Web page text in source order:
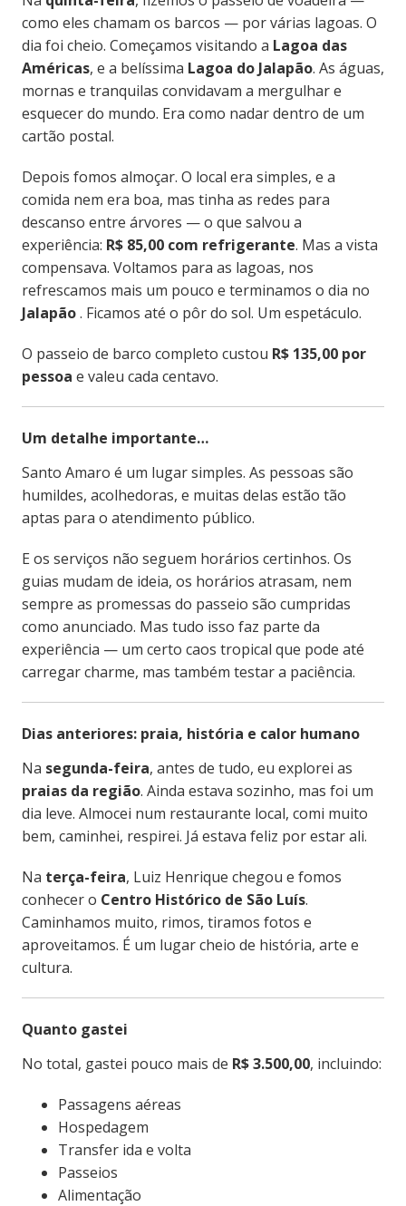
como eles chamam os barcos — por várias lagoas. O
dia foi cheio. Começamos visitando a Lagoa das
Américas, e a belíssima Lagoa do Jalapão. As águas,
mornas e tranquilas convidavam a mergulhar e
esquecer do mundo. Era como nadar dentro de um
cartão postal.
Depois fomos almoçar. O local era simples, e a
comida nem era boa, mas tinha as redes para
descanso entre árvores — o que salvou a
experiência: R$ 85,00 com refrigerante. Mas a vista
compensava. Voltamos para as lagoas, nos
refrescamos mais um pouco e terminamos o dia no
Jalapão. Ficamos até o pôr do sol. Um espetáculo.
O passeio de barco completo custou R$ 135,00 por
pessoa e valeu cada centavo.
Um detalhe importante…
Santo Amaro é um lugar simples. As pessoas são
humildes, acolhedoras, e muitas delas estão tão
aptas para o atendimento público.
E os serviços não seguem horários certinhos. Os
guias mudam de ideia, os horários atrasam, nem
sempre as promessas do passeio são cumpridas
como anunciado. Mas tudo isso faz parte da
experiência — um certo caos tropical que pode até
carregar charme, mas também testar a paciência.
Dias anteriores: praia, história e calor humano
Na segunda-feira, antes de tudo, eu explorei as
praias da região. Ainda estava sozinho, mas foi um
dia leve. Almocei num restaurante local, comi muito
bem, caminhei, respirei. Já estava feliz por estar ali.
Na terça-feira, Luiz Henrique chegou e fomos
conhecer o Centro Histórico de São Luís.
Caminhamos muito, rimos, tiramos fotos e
aproveitamos. É um lugar cheio de história, arte e
cultura.
Quanto gastei
No total, gastei pouco mais de R$ 3.500,00, incluindo:
Passagens aéreas
Hospedagem
Transfer ida e volta
Passeios
Alimentação